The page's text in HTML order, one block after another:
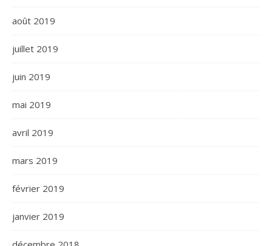
août 2019
juillet 2019
juin 2019
mai 2019
avril 2019
mars 2019
février 2019
janvier 2019